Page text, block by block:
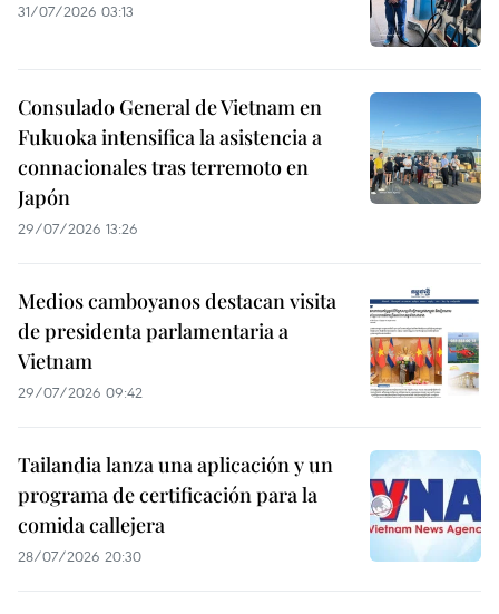
31/07/2026 03:13
Consulado General de Vietnam en
Fukuoka intensifica la asistencia a
connacionales tras terremoto en
Japón
29/07/2026 13:26
Medios camboyanos destacan visita
de presidenta parlamentaria a
Vietnam
29/07/2026 09:42
Tailandia lanza una aplicación y un
programa de certificación para la
comida callejera
28/07/2026 20:30